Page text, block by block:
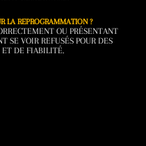
LA REPROGRAMMATION ?
OU PRÉSENTANT
SE VOIR REFUSÉS POUR DES
ET DE FIABILITÉ.